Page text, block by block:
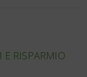
E RISPARMIO